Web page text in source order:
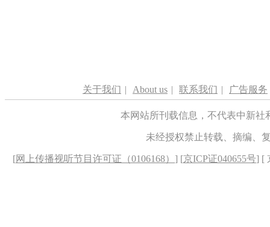
关于我们 | About us | 联系我们 | 广告服务
本网站所刊载信息，不代表中新
未经授权禁止转载、摘编、
[网上传播视听节目许可证（0106168） ] [京ICP证040655号] [